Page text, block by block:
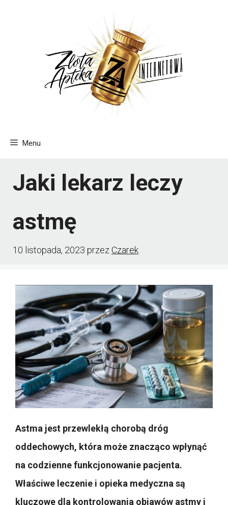
Menu
Jaki lekarz leczy
astmę
10 listopada, 2023 przez Czarek
Astma jest przewlekłą chorobą dróg
oddechowych, która może znacząco wpłynąć
na codzienne funkcjonowanie pacjenta.
Właściwe leczenie i opieka medyczna są
kluczowe dla kontrolowania objawów astmy i